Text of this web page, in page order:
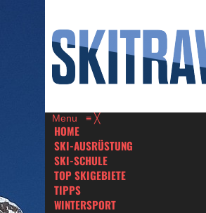
Menu ≡ ╳
HOME
SKI-AUSRÜSTUNG
SKI-SCHULE
TOP SKIGEBIETE
TIPPS
WINTERSPORT